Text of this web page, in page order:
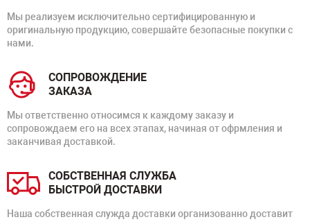
Мы реализуем исключительно сертифицированную и
оригинальную продукцию, совершайте безопасные покупки с
нами.
СОПРОВОЖДЕНИЕ
ЗАКАЗА
Мы ответственно относимся к каждому заказу и
сопровождаем его на всех этапах, начиная от офрмления и
заканчивая доставкой.
СОБСТВЕННАЯ СЛУЖБА
БЫСТРОЙ ДОСТАВКИ
Наша собственная служда доставки организованно доставит